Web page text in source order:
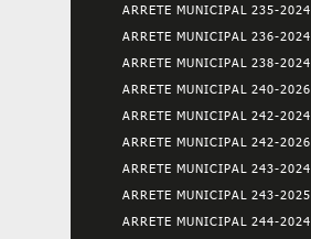
ARRETE MUNICIPAL 235-2024
ARRETE MUNICIPAL 236-2024
ARRETE MUNICIPAL 238-2024
ARRETE MUNICIPAL 240-2026
ARRETE MUNICIPAL 242-2024
ARRETE MUNICIPAL 242-2026
ARRETE MUNICIPAL 243-2024
ARRETE MUNICIPAL 243-2025
ARRETE MUNICIPAL 244-2024